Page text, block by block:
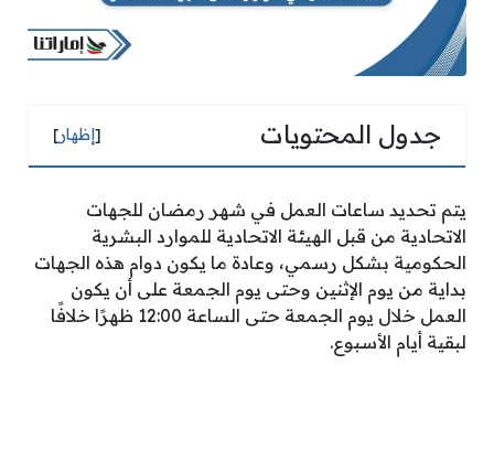
جدول المحتويات [إظهار]
يتم تحديد ساعات العمل في شهر رمضان للجهات
الاتحادية من قبل الهيئة الاتحادية للموارد البشرية
الحكومية بشكل رسمي، وعادة ما يكون دوام هذه الجهات
بداية من يوم الإثنين وحتى يوم الجمعة على أن يكون
العمل خلال يوم الجمعة حتى الساعة 12:00 ظهرًا خلافًا
لبقية أيام الأسبوع.